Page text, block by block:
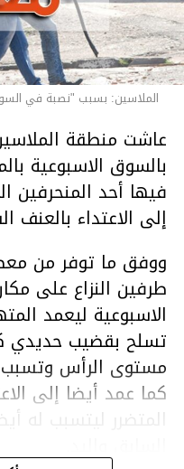
الملاسين: بسبب "نصبة في
عاشت منطقة
بالسوق الاسبوعية
فيها أحد المنحرفين
إلى الاعتداء
ووفق ما توفر من
طرفين النزاع على
الاسبوعية ليعمد
تسلح بقضيب حديدي
مستوى الرأس
كما عمد أيضا إلى
المتضرر ليتسبب